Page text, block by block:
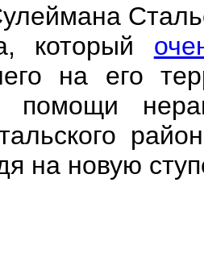
который
на его
помощи
на новую